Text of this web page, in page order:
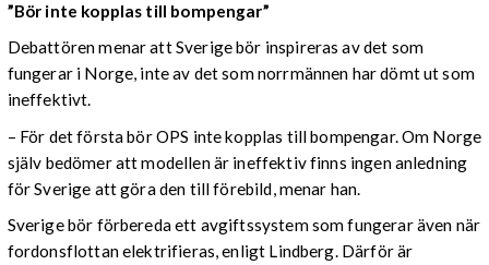
”Bör inte kopplas till bompengar”
Debattören menar att Sverige bör inspireras av det som
fungerar i Norge, inte av det som norrmännen har dömt ut som
ineffektivt.
– För det första bör OPS inte kopplas till bompengar. Om Norge
själv bedömer att modellen är ineffektiv finns ingen anledning
för Sverige att göra den till förebild, menar han.
Sverige bör förbereda ett avgiftssystem som fungerar även när
fordonsflottan elektrifieras, enligt Lindberg. Därför är